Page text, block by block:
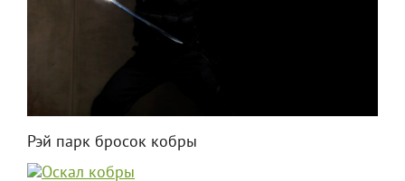
Рэй парк бросок кобры